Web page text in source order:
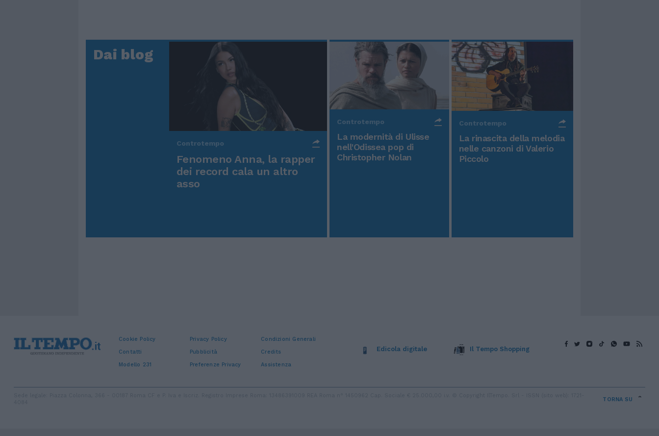
Dai blog
Controtempo
Fenomeno Anna, la rapper
dei record cala un altro
asso
Controtempo
La modernità di Ulisse
nell'Odissea pop di
Christopher Nolan
Controtempo
La rinascita della melodia
nelle canzoni di Valerio
Piccolo
Cookie Policy Privacy Policy
Condizioni Generali
Contatti
Pubblicità
Credits
Modello 231
Preferenze Privacy Assistenza
Edicola digitale Il Tempo Shopping
TORNA SU